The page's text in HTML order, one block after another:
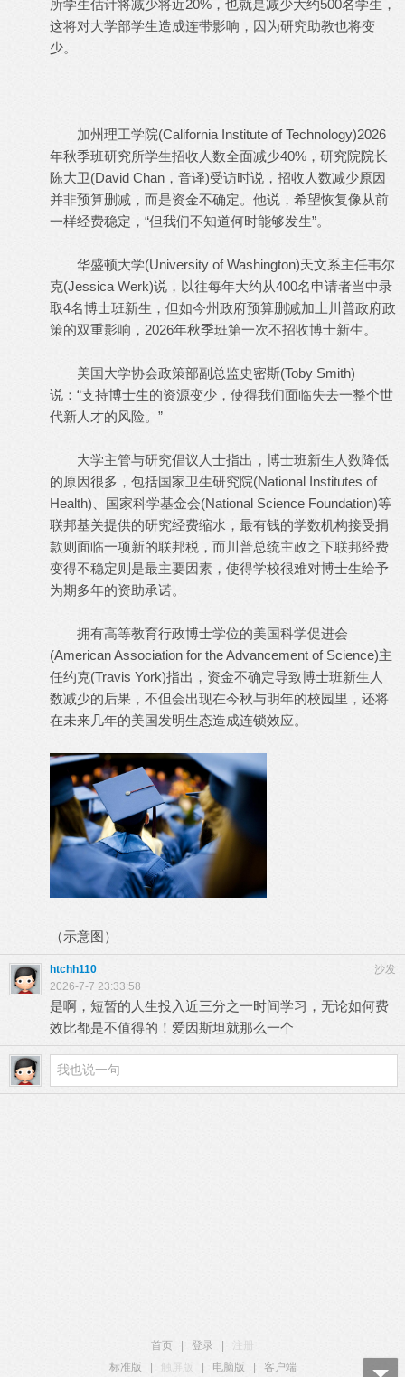
所学生估计将减少将近20%，也就是减少大约500名学生，
这将对大学部学生造成连带影响，因为研究助教也将变
少。
加州理工学院(California Institute of Technology)2026
年秋季班研究所学生招收人数全面减少40%，研究院院长
陈大卫(David Chan，音译)受访时说，招收人数减少原因
并非预算删减，而是资金不确定。他说，希望恢复像从前
一样经费稳定，“但我们不知道何时能够发生”。
华盛顿大学(University of Washington)天文系主任韦尔
克(Jessica Werk)说，以往每年大约从400名申请者当中录
取4名博士班新生，但如今州政府预算删减加上川普政府政
策的双重影响，2026年秋季班第一次不招收博士新生。
美国大学协会政策部副总监史密斯(Toby Smith)
说：“支持博士生的资源变少，使得我们面临失去一整个世
代新人才的风险。”
大学主管与研究倡议人士指出，博士班新生人数降低
的原因很多，包括国家卫生研究院(National Institutes of
Health)、国家科学基金会(National Science Foundation)等
联邦基关提供的研究经费缩水，最有钱的学数机构接受捐
款则面临一项新的联邦税，而川普总统主政之下联邦经费
变得不稳定则是最主要因素，使得学校很难对博士生给予
为期多年的资助承诺。
拥有高等教育行政博士学位的美国科学促进会
(American Association for the Advancement of Science)主
任约克(Travis York)指出，资金不确定导致博士班新生人
数减少的后果，不但会出现在今秋与明年的校园里，还将
在未来几年的美国发明生态造成连锁效应。
（示意图）
沙发
htchh110
2026-7-7 23:33:58
是啊，短暂的人生投入近三分之一时间学习，无论如何费
效比都是不值得的！爱因斯坦就那么一个
首页 登录
标准版
电脑版 客户端